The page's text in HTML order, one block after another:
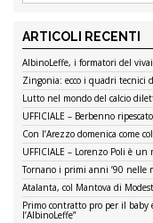
ARTICOLI RECENTI
AlbinoLeffe, i formatori del
Zingonia: ecco i quadri tecnici
Lutto nel mondo del calcio
UFFICIALE – Berbenno
Con l’Arezzo domenica come
UFFICIALE – Lorenzo Poli è
Tornano i primi anni ’90 nelle
Atalanta, col Mantova di
Primo contratto pro per il
l’AlbinoLeffe”